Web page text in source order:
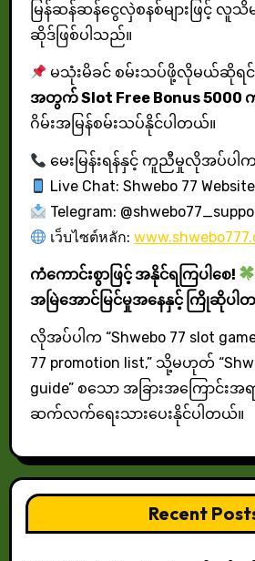
မြန်ဆန်ဆန်ငွေလှဲစနစ်များဖြင့် လူ
ဆိုဒ်ဖြစ်ပါသည်။
မသုံးမိခင် စမ်းသပ်ဖို့လိုမယ်ဆိုရင်
အတွက် Slot Free Bonus 5000
ဂိမ်းအမြန်စမ်းသပ်နိုင်ပါတယ်။
မေးမြန်းရန်နှင့် ကူညီမှုလိုအပ်ပါ
Live Chat: Shwebo 77 Website
Telegram:
เว็บไซต์หลัก:
ကံကောင်းစွာဖြင့် အနိုင်ရကြပါစေ!
အမြဲအောင်မြင်မှုအနေနှင့် ကြိုဆိုပါ
လိုအပ်ပါက “Shwebo 77 slot game
77 promotion list,” သို့မဟုတ်
guide” စသော အခြားအကြောင်းအ
ဆက်လက်ရေးသားပေးနိုင်ပါတယ်။
Recent